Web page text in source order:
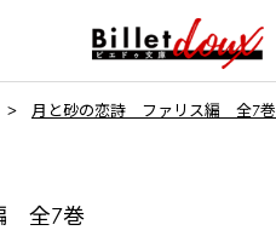
月と砂の恋詩 ファリス編 全7巻
全7巻